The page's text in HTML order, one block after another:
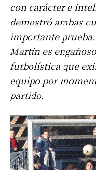
con carácter e
demostró ambas
importante prueba.
Martín es
futbolística que
equipo por
partido.